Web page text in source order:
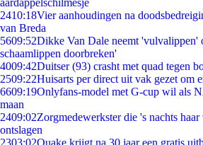
aardappelschilmesje
2410:18Vier aanhoudingen na
van Breda
5609:52Dikke Van Dale neemt 'vulvalippen'
schaamlippen doorbreken'
4009:42Duitser (93) crasht met quad tegen
2509:22Huisarts per direct uit vak gezet om
6609:19Onlyfans-model met G-cup wil als
maan
2409:02Zorgmedewerkster die 's nachts
ontslagen
2303:02Quake krijgt na 30 jaar een gratis